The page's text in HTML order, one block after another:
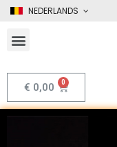
NEDERLANDS
€ 0,00